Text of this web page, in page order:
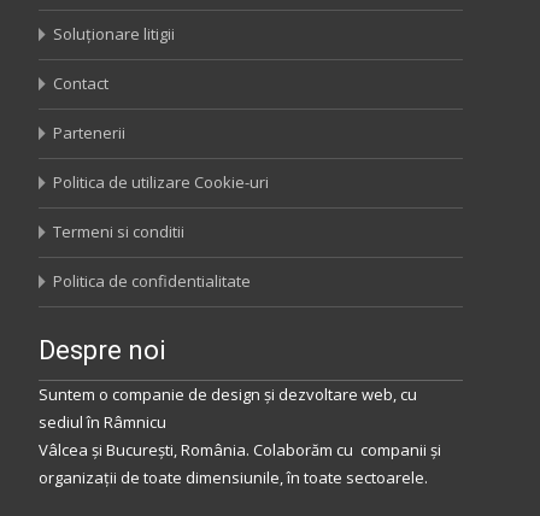
Soluționare litigii
Contact
Partenerii
Politica de utilizare Cookie-uri
Termeni si conditii
Politica de confidentialitate
Despre noi
Suntem o companie de design și dezvoltare web, cu
sediulîn Râmnicu
Vâlcea și București,România. Colaborăm cu companii și
organizații de toate dimensiunile, în toate sectoarele.